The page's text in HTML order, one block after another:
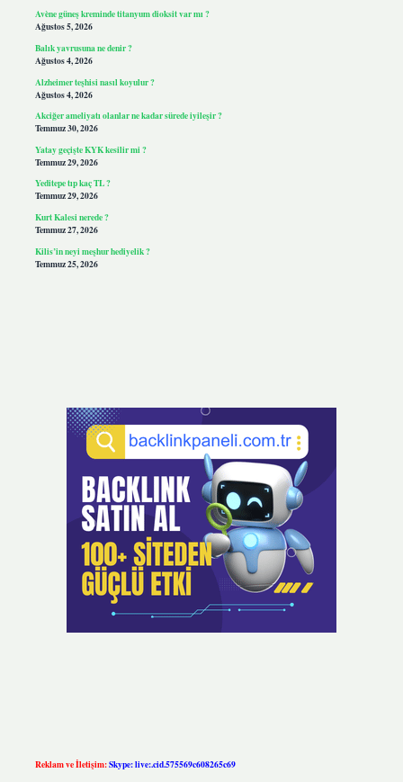
Avène güneş kreminde titanyum dioksit var mı ?
Ağustos 5, 2026
Balık yavrusuna ne denir ?
Ağustos 4, 2026
Alzheimer teşhisi nasıl koyulur ?
Ağustos 4, 2026
Akciğer ameliyatı olanlar ne kadar sürede iyileşir ?
Temmuz 30, 2026
Yatay geçişte KYK kesilir mi ?
Temmuz 29, 2026
Yeditepe tıp kaç TL ?
Temmuz 29, 2026
Kurt Kalesi nerede ?
Temmuz 27, 2026
Kilis’in neyi meşhur hediyelik ?
Temmuz 25, 2026
Reklam ve İletişim:Skype: live:.cid.575569c608265c69